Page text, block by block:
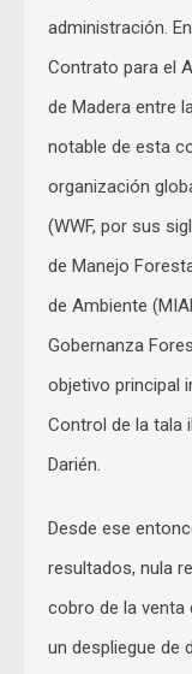
administración.
Contrato para el
de Madera entre
notable de esta
organización
(WWF, por sus
de Manejo
de Ambiente
Gobernanza
objetivo principal
Control de la tala
Darién.
Desde ese
resultados, nula
cobro de la venta
un despliegue de